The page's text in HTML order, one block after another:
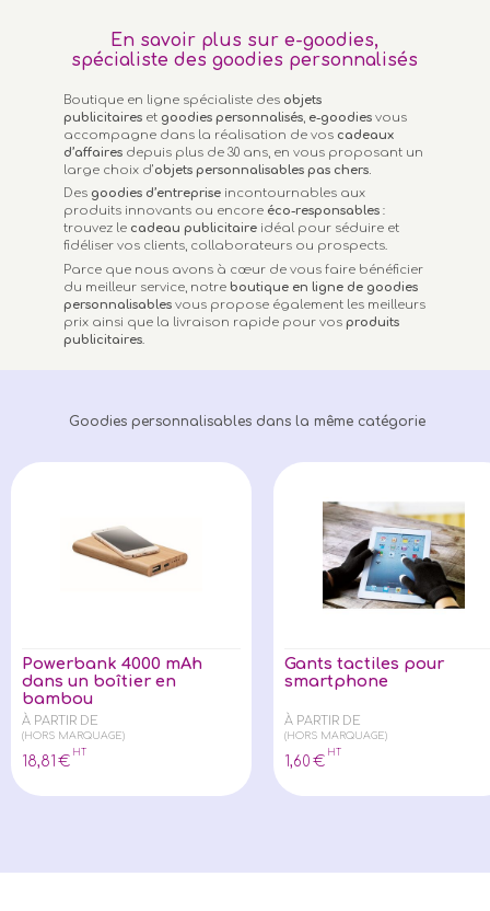
En savoir plus sur e-goodies,
spécialiste des goodies personnalisés
Boutique en ligne spécialiste des objets
publicitaires et goodies personnalisés, e-goodies vous
accompagne dans la réalisation de vos cadeaux
d’affaires depuis plus de 30 ans, en vous proposant un
large choix d’objets personnalisables pas chers.
Des goodies d’entreprise incontournables aux
produits innovants ou encore éco-responsables :
trouvez le cadeau publicitaire idéal pour séduire et
fidéliser vos clients, collaborateurs ou prospects.
Parce que nous avons à cœur de vous faire bénéficier
du meilleur service, notreboutique en ligne de goodies
personnalisables vous propose également les meilleurs
prix ainsi que la livraison rapide pour vos produits
publicitaires.
Goodies personnalisables dans la même catégorie
Powerbank 4000 mAh
dans un boîtier en
bambou
À PARTIR DE
(HORS MARQUAGE)
18,81 €
HT
Gants tactiles pour
smartphone
À PARTIR DE
(HORS MARQUAGE)
1,60 €
HT